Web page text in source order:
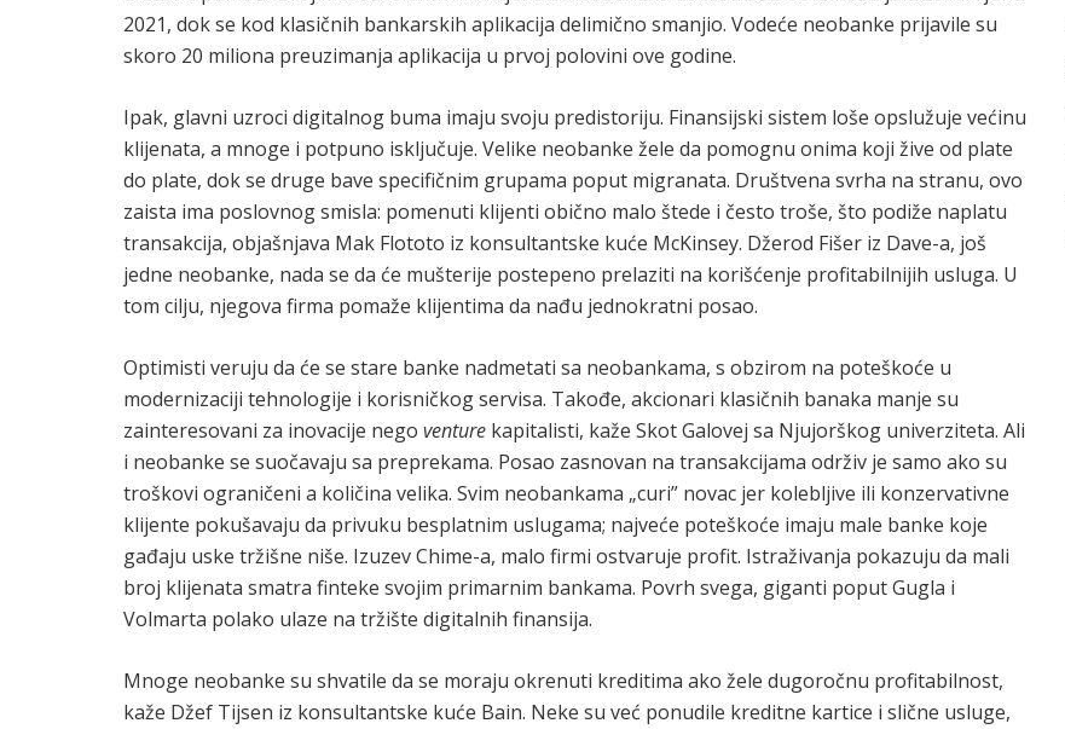
2021, dok se kod klasičnih bankarskih aplikacija delimično smanjio. Vodeće neobanke prijavile su
skoro 20 miliona preuzimanja aplikacija u prvoj polovini ove godine.
Ipak, glavni uzroci digitalnog buma imaju svoju predistoriju. Finansijski sistem loše opslužuje većinu
klijenata, a mnoge i potpuno isključuje. Velike neobanke žele da pomognu onima koji žive od plate
do plate, dok se druge bave specifičnim grupama poput migranata. Društvena svrha na stranu, ovo
zaista ima poslovnog smisla: pomenuti klijenti obično malo štede i često troše, što podiže naplatu
transakcija, objašnjava Mak Flototo iz konsultantske kuće McKinsey. Džerod Fišer iz Dave-a, još
jedne neobanke, nada se da će mušterije postepeno prelaziti na korišćenje profitabilnijih usluga. U
tom cilju, njegova firma pomaže klijentima da nađu jednokratni posao.
Optimisti veruju da će se stare banke nadmetati sa neobankama, s obzirom na poteškoće u
modernizaciji tehnologije i korisničkog servisa. Takođe, akcionari klasičnih banaka manje su
zainteresovani za inovacije nego venture kapitalisti, kaže Skot Galovej sa Njujorškog univerziteta. Ali
i neobanke se suočavaju sa preprekama. Posao zasnovan na transakcijama održiv je samo ako su
troškovi ograničeni a količina velika. Svim neobankama „curi” novac jer kolebljive ili konzervativne
klijente pokušavaju da privuku besplatnim uslugama; najveće poteškoće imaju male banke koje
gađaju uske tržišne niše. Izuzev Chime-a, malo firmi ostvaruje profit. Istraživanja pokazuju da mali
broj klijenata smatra finteke svojim primarnim bankama. Povrh svega, giganti poput Gugla i
Volmarta polako ulaze na tržište digitalnih finansija.
Mnoge neobanke su shvatile da se moraju okrenuti kreditima ako žele dugoročnu profitabilnost,
kaže Džef Tijsen iz konsultantske kuće Bain. Neke su već ponudile kreditne kartice i slične usluge,